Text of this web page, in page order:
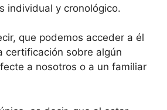
individual y cronológico.
que podemos acceder a él
certificación sobre algún
a nosotros o a un familiar